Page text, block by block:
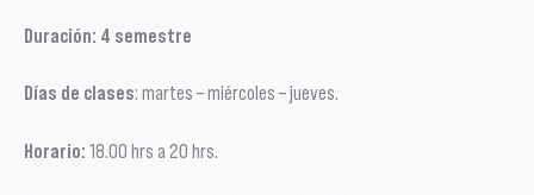
Duración: 4 semestre
Días de clases: martes – miércoles – jueves.
Horario: 18.00 hrs a 20 hrs.